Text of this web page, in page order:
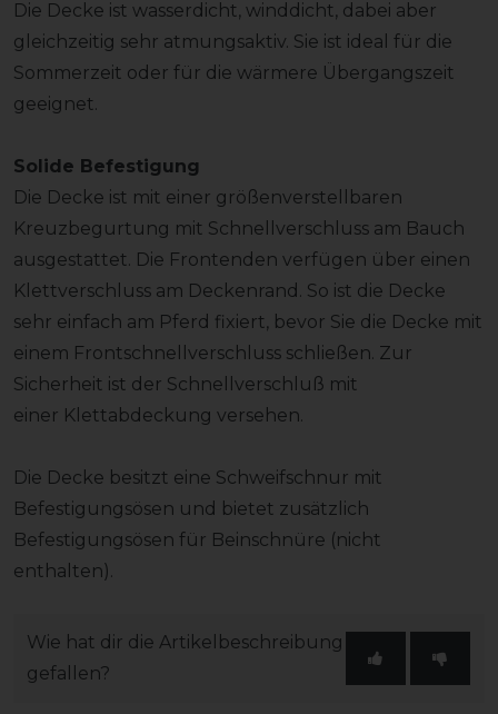
Die Decke ist wasserdicht, winddicht, dabei aber
gleichzeitig sehr atmungsaktiv. Sie ist ideal für die
Sommerzeit oder für die wärmere Übergangszeit
geeignet.
Solide Befestigung
Die Decke ist mit einer größenverstellbaren
Kreuzbegurtung mit Schnellverschluss am Bauch
ausgestattet. Die Frontenden verfügen über einen
Klettverschluss am Deckenrand. So ist die Decke
sehr einfach am Pferd fixiert, bevor Sie die Decke mit
einem Frontschnellverschluss schließen. Zur
Sicherheit ist der Schnellverschluß mit
einer Klettabdeckung versehen.
Die Decke besitzt eine Schweifschnur mit
Befestigungsösen und bietet zusätzlich
Befestigungsösen für Beinschnüre (nicht
enthalten).
Wie hat dir die Artikelbeschreibung
gefallen?